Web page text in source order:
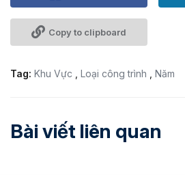
Copy to clipboard
Tag: Khu Vực Loại công trình Năm
Bài viết liên quan